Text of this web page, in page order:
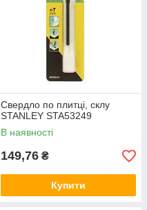
Свердло по плитці, склу
STANLEY STA53249
В наявності
149,76 ₴
Купити